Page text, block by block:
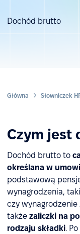
Dochód brutto
Główna Słowniczek
Czym jest
Dochód brutto to
określana w
podstawową
wynagrodzenia,
czy
także zaliczki na
rodzaju składki.